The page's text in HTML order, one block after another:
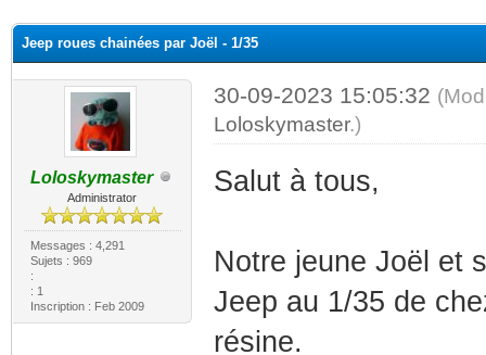
Jeep roues chainées par Joël - 1/35
Loloskymaster
Administrator
Messages : 4,291
Sujets : 969
:
: 1
Inscription : Feb 2009
30-09-2023 15:05:32
Loloskymaster.)
Salut à tous,
Notre jeune Joël et
Jeep au 1/35 de
résine.